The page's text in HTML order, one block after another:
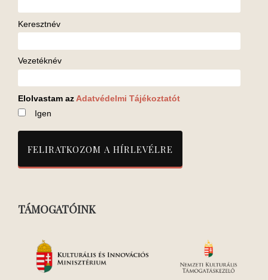
Keresztnév
Vezetéknév
Elolvastam az Adatvédelmi Tájékoztatót
Igen
TÁMOGATÓINK